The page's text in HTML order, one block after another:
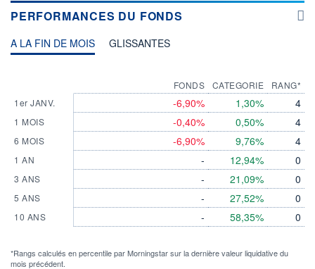
PERFORMANCES DU FONDS
A LA FIN DE MOIS GLISSANTES
1er JANV.
1 MOIS
6 MOIS
1 AN
3 ANS
5 ANS
10 ANS
FONDS
-6,90%
-0,40%
-6,90%
-
-
-
-
CATEGORIE
1,30%
0,50%
9,76%
12,94%
21,09%
27,52%
58,35%
RANG*
4
4
4
0
0
0
0
*Rangs calculés en percentile par Morningstar sur la dernière valeur liquidative du
mois précédent.